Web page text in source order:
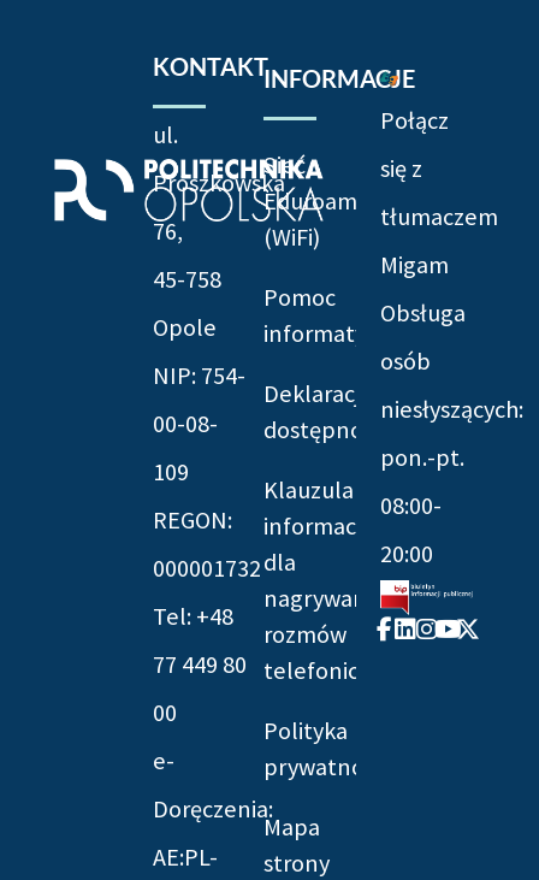
KONTAKT
ul.
Prószkowska
76,
45-758
Opole
NIP: 754-
00-08-
109
REGON:
000001732
Tel: +48
77 449 80
00
e-
Doręczenia:
AE:PL-
INFORMACJE
Sieć
Eduroam
(WiFi)
Pomoc
informatyczna
Deklaracja
dostępności
Klauzula
informacyjna
dla
nagrywania
rozmów
telefonicznych
Polityka
prywatności
Mapa
strony
Połącz
się z
tłumaczem
Migam
Obsługa
osób
niesłyszących:
pon.-pt.
08:00-
20:00
Facebook-
f
Linkedin
Instagram
Youtube
X-